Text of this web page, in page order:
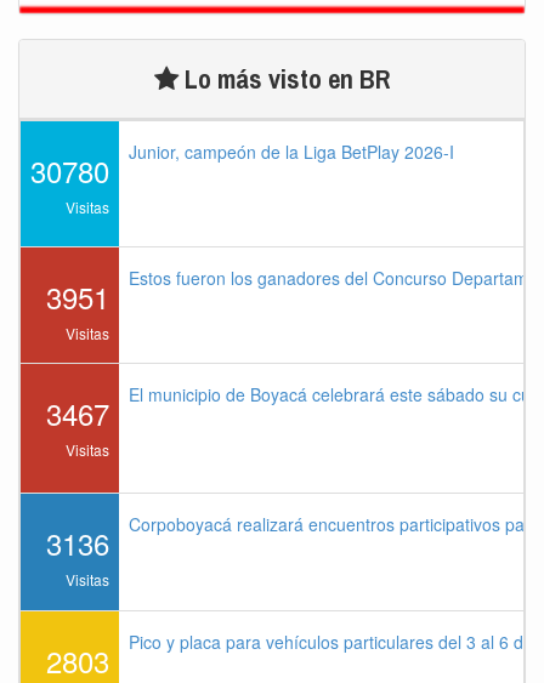
Lo más visto en BR
30780
Visitas
Junior, campeón de la Liga BetPlay 2026-I
3951
Visitas
Estos fueron los ganadores del Concurso
3467
Visitas
El municipio de Boyacá celebrará este sábado su
3136
Visitas
Corpoboyacá realizará encuentros participativos
2803 Pico y placa para vehículos particulares del 3 al 6 de